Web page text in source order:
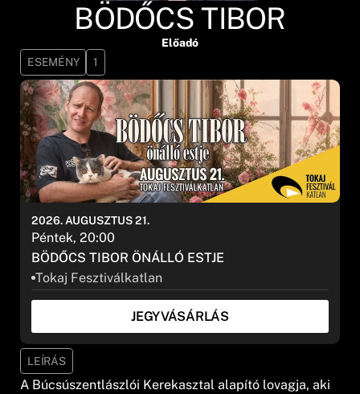
BÖDŐCS TIBOR
Előadó
ESEMÉNY
1
BÖDŐCS TIBOR ÖNÁLLÓ ESTJE
Tokaj Fesztiválkatlan
2026. AUGUSZTUS 21.
Péntek, 20:00
JEGYVÁSÁRLÁS
LEÍRÁS
A Búcsúszentlászlói Kerekasztal alapító lovagja, aki